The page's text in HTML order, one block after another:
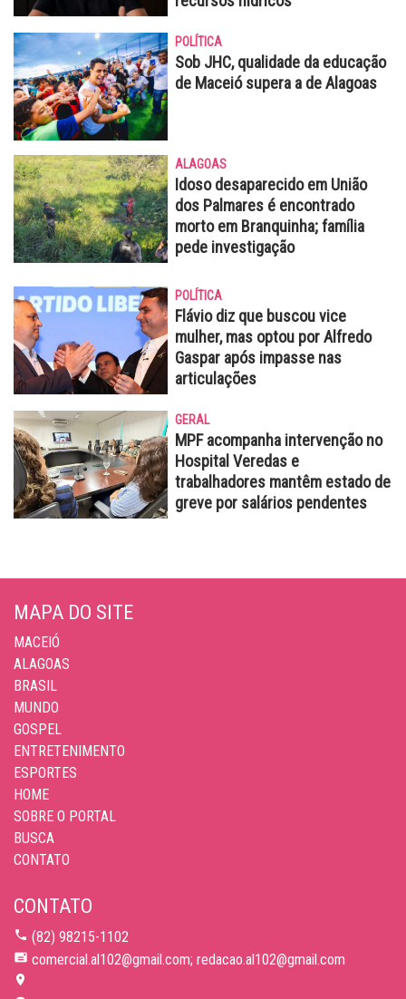
POLÍTICA
Sob JHC, qualidade da educação
de Maceió supera a de Alagoas
ALAGOAS
Idoso desaparecido em União
dos Palmares é encontrado
morto em Branquinha; família
pede investigação
POLÍTICA
Flávio diz que buscou vice
mulher, mas optou por Alfredo
Gaspar após impasse nas
articulações
GERAL
MPF acompanha intervenção no
Hospital Veredas e
trabalhadores mantêm estado de
greve por salários pendentes
MAPA DO SITE
MACEIÓ
ALAGOAS
BRASIL
MUNDO
GOSPEL
ENTRETENIMENTO
ESPORTES
HOME
SOBRE O PORTAL
BUSCA
CONTATO
CONTATO
(82) 98215-1102
comercial.al102@gmail.com; redacao.al102@gmail.com